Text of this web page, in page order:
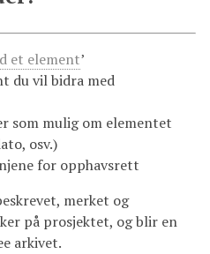
et element’
du vil bidra med
som mulig om elementet
osv.)
for opphavsrett
merket og
på prosjektet, og blir en
arkivet.